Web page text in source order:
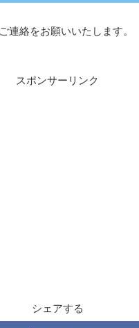
連絡をお願いいたします。
スポンサーリンク
シェアする